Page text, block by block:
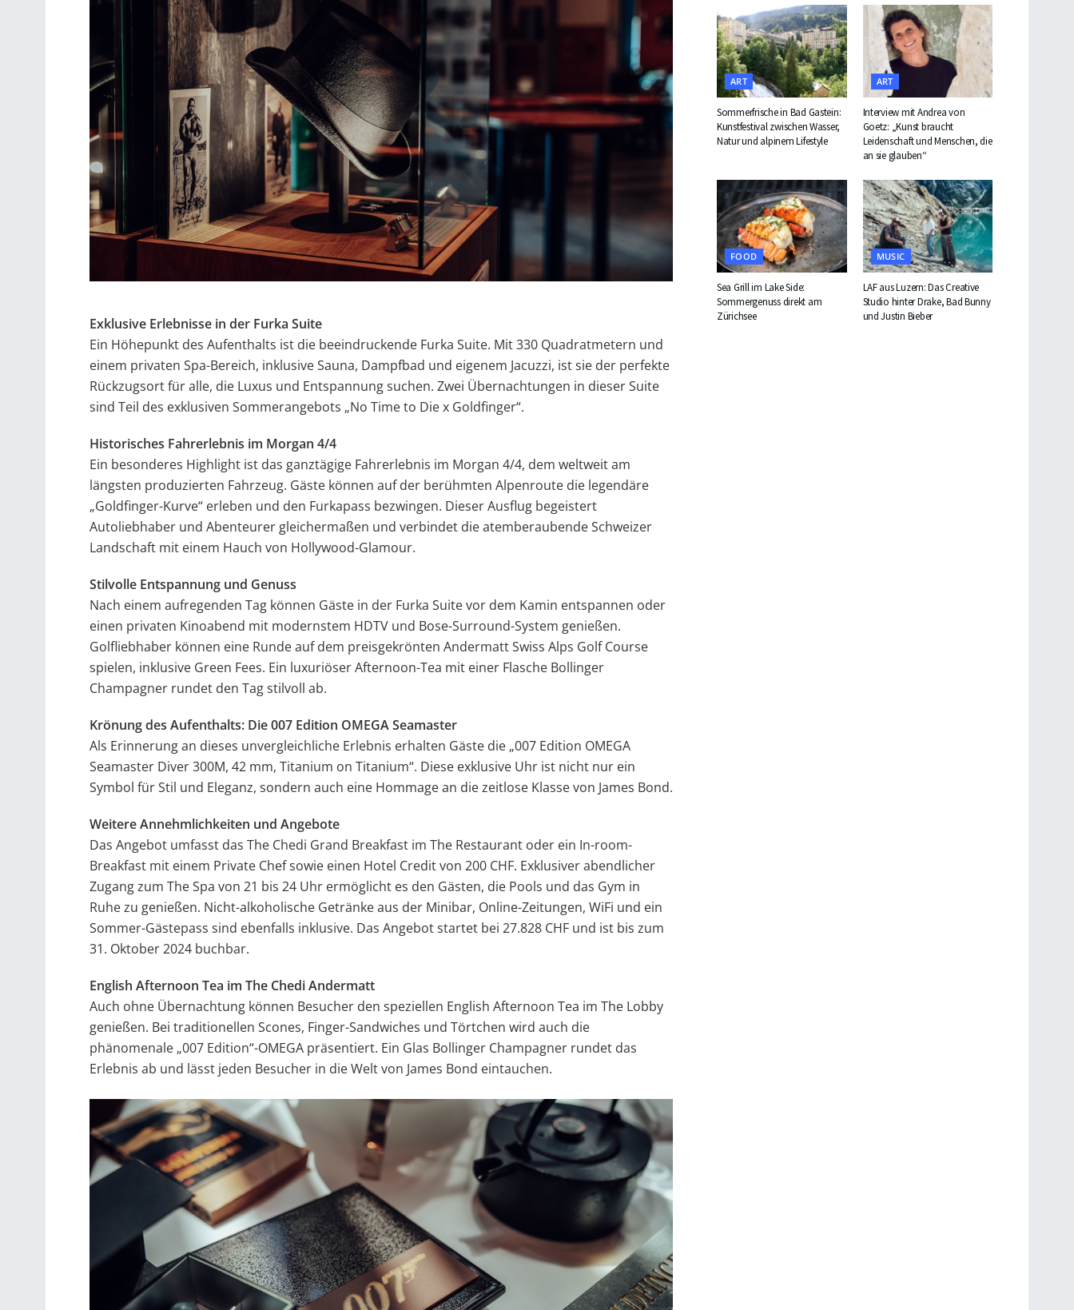
Exklusive Erlebnisse in der Furka Suite
Ein Höhepunkt des Aufenthalts ist die beeindruckende Furka Suite. Mit 330 Quadratmetern und
einem privaten Spa-Bereich, inklusive Sauna, Dampfbad und eigenem Jacuzzi, ist sie der perfekte
Rückzugsort für alle, die Luxus und Entspannung suchen. Zwei Übernachtungen in dieser Suite
sind Teil des exklusiven Sommerangebots „No Time to Die x Goldfinger“.
Historisches Fahrerlebnis im Morgan 4/4
Ein besonderes Highlight ist das ganztägige Fahrerlebnis im Morgan 4/4, dem weltweit am
längsten produzierten Fahrzeug. Gäste können auf der berühmten Alpenroute die legendäre
„Goldfinger-Kurve“ erleben und den Furkapass bezwingen. Dieser Ausflug begeistert
Autoliebhaber und Abenteurer gleichermaßen und verbindet die atemberaubende Schweizer
Landschaft mit einem Hauch von Hollywood-Glamour.
Stilvolle Entspannung und Genuss
Nach einem aufregenden Tag können Gäste in der Furka Suite vor dem Kamin entspannen oder
einen privaten Kinoabend mit modernstem HDTV und Bose-Surround-System genießen.
Golfliebhaber können eine Runde auf dem preisgekrönten Andermatt Swiss Alps Golf Course
spielen, inklusive Green Fees. Ein luxuriöser Afternoon-Tea mit einer Flasche Bollinger
Champagner rundet den Tag stilvoll ab.
Krönung des Aufenthalts: Die 007 Edition OMEGA Seamaster
Als Erinnerung an dieses unvergleichliche Erlebnis erhalten Gäste die „007 Edition OMEGA
Seamaster Diver 300M, 42 mm, Titanium on Titanium“. Diese exklusive Uhr ist nicht nur ein
Symbol für Stil und Eleganz, sondern auch eine Hommage an die zeitlose Klasse von James Bond.
Weitere Annehmlichkeiten und Angebote
Das Angebot umfasst das The Chedi Grand Breakfast im The Restaurant oder ein In-room-
Breakfast mit einem Private Chef sowie einen Hotel Credit von 200 CHF. Exklusiver abendlicher
Zugang zum The Spa von 21 bis 24 Uhr ermöglicht es den Gästen, die Pools und das Gym in
Ruhe zu genießen. Nicht-alkoholische Getränke aus der Minibar, Online-Zeitungen, WiFi und ein
Sommer-Gästepass sind ebenfalls inklusive. Das Angebot startet bei 27.828 CHF und ist bis zum
31. Oktober 2024 buchbar.
English Afternoon Tea im The Chedi Andermatt
Auch ohne Übernachtung können Besucher den speziellen English Afternoon Tea im The Lobby
genießen. Bei traditionellen Scones, Finger-Sandwiches und Törtchen wird auch die
phänomenale „007 Edition“-OMEGA präsentiert. Ein Glas Bollinger Champagner rundet das
Erlebnis ab und lässt jeden Besucher in die Welt von James Bond eintauchen.
ART
Sommerfrische in Bad Gastein:
Kunstfestival zwischen Wasser,
Natur und alpinem Lifestyle
ART
Interview mit Andrea von
Goetz: „Kunst braucht
Leidenschaft und Menschen, die
an sie glauben“
FOOD
Sea Grill im Lake Side:
Sommergenuss direkt am
Zürichsee
MUSIC
LAF aus Luzern: Das Creative
Studio hinter Drake, Bad Bunny
und Justin Bieber